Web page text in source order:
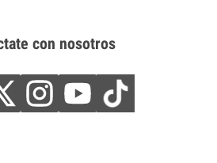
con nosotros